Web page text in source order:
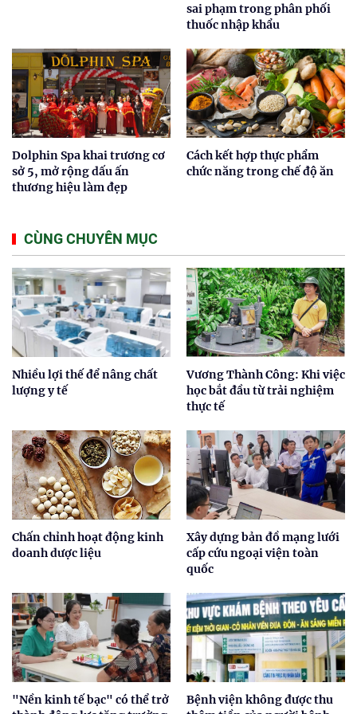
sai phạm trong phân phối
thuốc nhập khẩu
Dolphin Spa khai trương cơ
sở 5, mở rộng dấu ấn
thương hiệu làm đẹp
Cách kết hợp thực phẩm
chức năng trong chế độ ăn
CÙNG CHUYÊN MỤC
Nhiều lợi thế để nâng chất
lượng y tế
Vương Thành Công: Khi việc
học bắt đầu từ trải nghiệm
thực tế
Chấn chỉnh hoạt động kinh
doanh dược liệu
Xây dựng bản đồ mạng lưới
cấp cứu ngoại viện toàn
quốc
"Nền kinh tế bạc" có thể trở
Bệnh viện không được thu